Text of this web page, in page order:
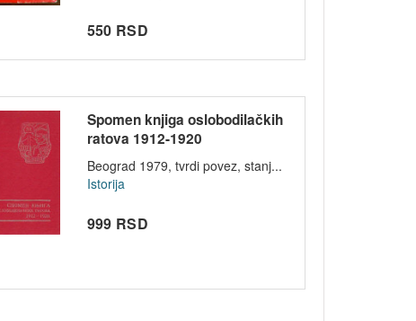
550 RSD
Spomen knjiga oslobodilačkih
ratova 1912-1920
Beograd 1979, tvrdi povez, stanj...
Istorija
999 RSD